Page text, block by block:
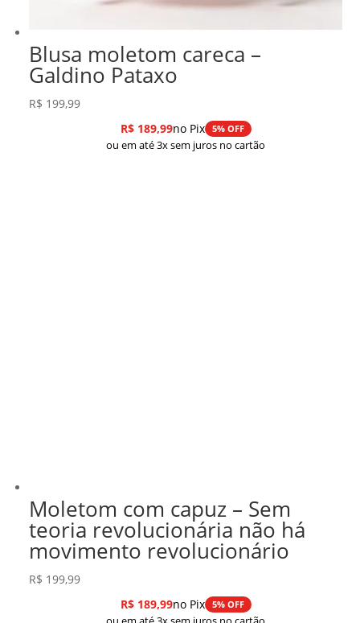
Blusa moletom careca –
Galdino Pataxo
R$ 199,99
R$189,99no Pix 5% OFF
ou em até 3x sem juros no cartão
Moletom com capuz – Sem
teoria revolucionária não há
movimento revolucionário
R$ 199,99
R$189,99no Pix 5% OFF